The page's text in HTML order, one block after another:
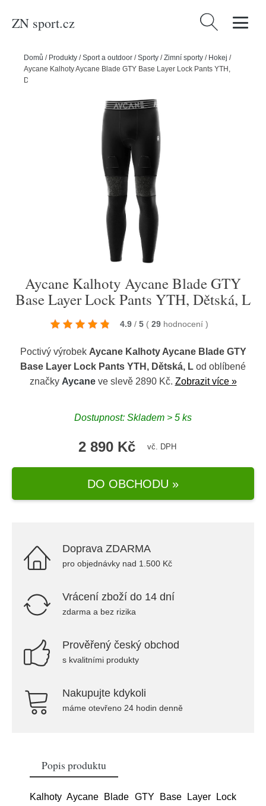
ZN sport.cz Vyhledávání
Domů / Produkty /Sport a outdoor /Sporty /Zimní sporty / Hokej /
Aycane Kalhoty Aycane Blade GTY Base Layer Lock Pants YTH,
Dětská, L
Aycane Kalhoty Aycane Blade GTY
Base Layer Lock Pants YTH, Dětská, L
4.9 / 5 ( 29 hodnocení )
Poctivý výrobek Aycane Kalhoty Aycane Blade GTY
Base Layer Lock Pants YTH, Dětská, L od oblíbené
značky Aycaneve slevě 2890 Kč. Zobrazit více »
Dostupnost: Skladem > 5 ks
2 890 Kč vč. DPH
DO OBCHODU »
Doprava ZDARMA
pro objednávky nad 1.500 Kč
Vrácení zboží do 14 dní
zdarma a bez rizika
Prověřený český obchod
s kvalitními produkty
Nakupujte kdykoli
máme otevřeno 24 hodin denně
Popis produktu
Kalhoty Aycane Blade GTY Base Layer Lock